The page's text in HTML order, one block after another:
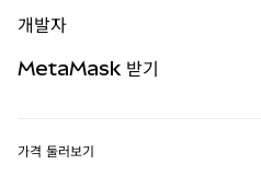
무기한 선물
실물자산
개발자
MetaMask 받기
가격 둘러보기